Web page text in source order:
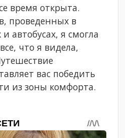
время открыта.
проведенных в
автобусах, я смогла
что я видела,
вас победить
из зоны комфорта.